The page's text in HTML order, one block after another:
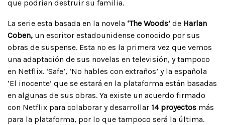
que podrían destruir su familia.
La serie esta basada en la novela ‘The Woods’ de Harlan
Coben, un escritor estadounidense conocido por sus
obras de suspense. Esta no es la primera vez que vemos
una adaptación de sus novelas en televisión, y tampoco
en Netflix. ‘Safe’, ‘No hables con extraños’ y la española
‘El inocente’ que se estará en la plataforma están basadas
en algunas de sus obras. Ya existe un acuerdo firmado
con Netflix para colaborar y desarrollar 14 proyectos más
para la plataforma, por lo que tampoco será la última.